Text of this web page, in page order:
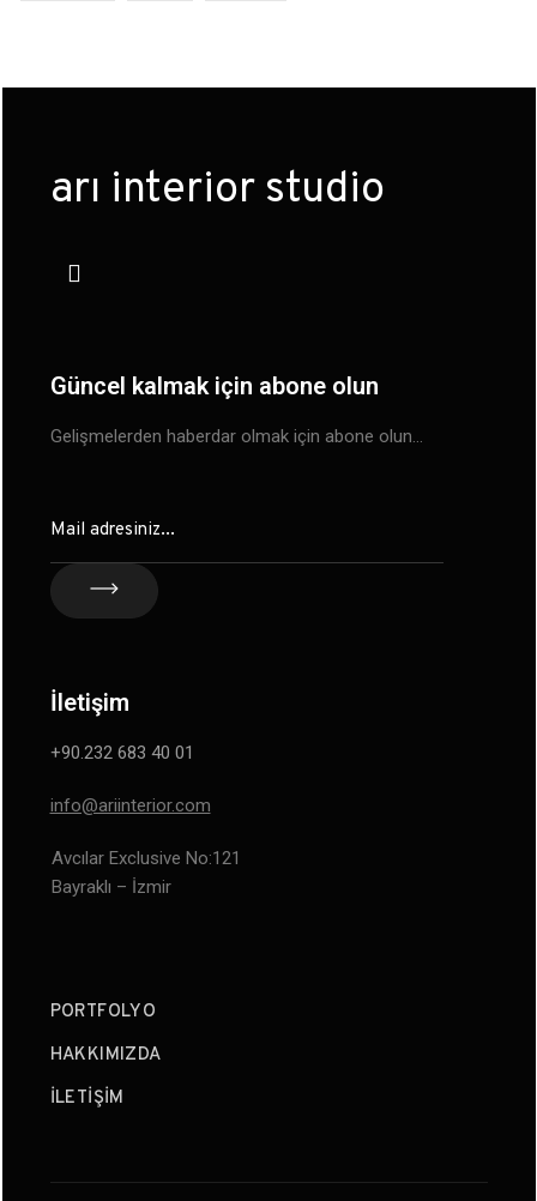
arı interior studio
Güncel kalmak için abone olun
Gelişmelerden haberdar olmak için abone olun…
İletişim
+90.232 683 40 01
info@ariinterior.com
Avcılar Exclusive No:121
Bayraklı – İzmir
PORTFOLYO
HAKKIMIZDA
İLETIŞIM